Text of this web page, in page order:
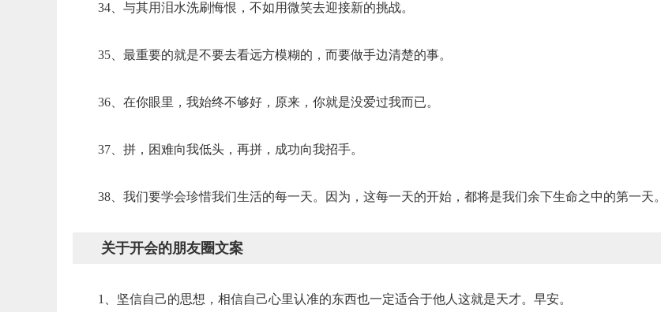
34、与其用泪水洗刷悔恨，不如用微笑去迎接新的挑战。
35、最重要的就是不要去看远方模糊的，而要做手边清楚的事。
36、在你眼里，我始终不够好，原来，你就是没爱过我而已。
37、拼，困难向我低头，再拼，成功向我招手。
38、我们要学会珍惜我们生活的每一天。因为，这每一天的开始，都将是我们余下生命之中的第一天。
关于开会的朋友圈文案
1、坚信自己的思想，相信自己心里认准的东西也一定适合于他人这就是天才。早安。